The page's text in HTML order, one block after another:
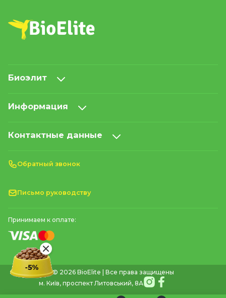
Биоэлит
Информация
Контактные данные
Обратный звонок
Письмо руководству
Принимаем к оплате:
© 2026 BioElite | Все права защищены
м. Київ, проспект Литовський, 8А